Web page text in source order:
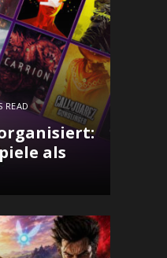
READ
als